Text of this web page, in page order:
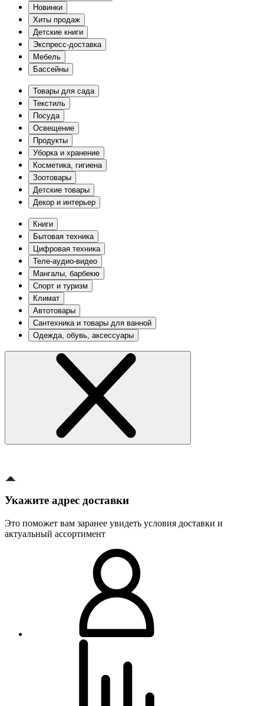
Новинки
Хиты продаж
Детские книги
Экспресс-доставка
Мебель
Бассейны
Товары для сада
Текстиль
Посуда
Освещение
Продукты
Уборка и хранение
Косметика, гигиена
Зоотовары
Детские товары
Декор и интерьер
Книги
Бытовая техника
Цифровая техника
Теле-аудио-видео
Мангалы, барбекю
Спорт и туризм
Климат
Автотовары
Сантехника и товары для ванной
Одежда, обувь, аксессуары
Укажите адрес доставки
Это поможет вам заранее увидеть условия доставки и
актуальный ассортимент